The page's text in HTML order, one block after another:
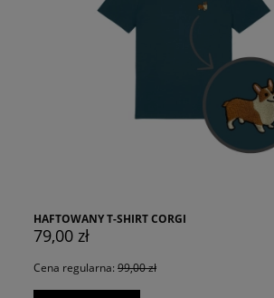
T-SHIRT CORGI
zł
regularna:99,00 zł